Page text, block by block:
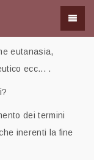
eutanasia,
ecc... .
dei termini
inerenti la fine